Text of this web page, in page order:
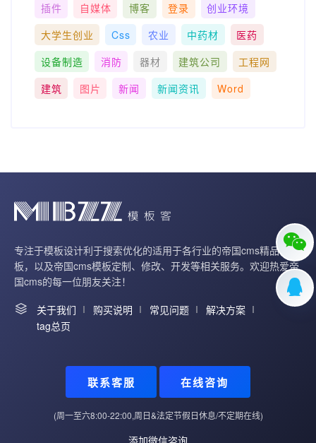
插件 自媒体 博客 登录
创业环境
大学生创业
Css 农业 中药材
医药
设备制造
消防 器材 建筑公司
工程网
建筑
图片 新闻 新闻资讯 Word
专注于模板设计利于搜索优化的适用于各行业的帝国cms精品模
板，以及帝国cms模板定制、修改、开发等相关服务。欢迎热爱帝
国cms的每一位朋友关注！
关于我们
购买说明 常见问题
解决方案
tag总页
联系客服 在线咨询
(周一至六8:00-22:00,周日&法定节假日休息/不定期在线)